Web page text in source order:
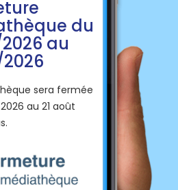
du
au
sera fermée
au 21 août